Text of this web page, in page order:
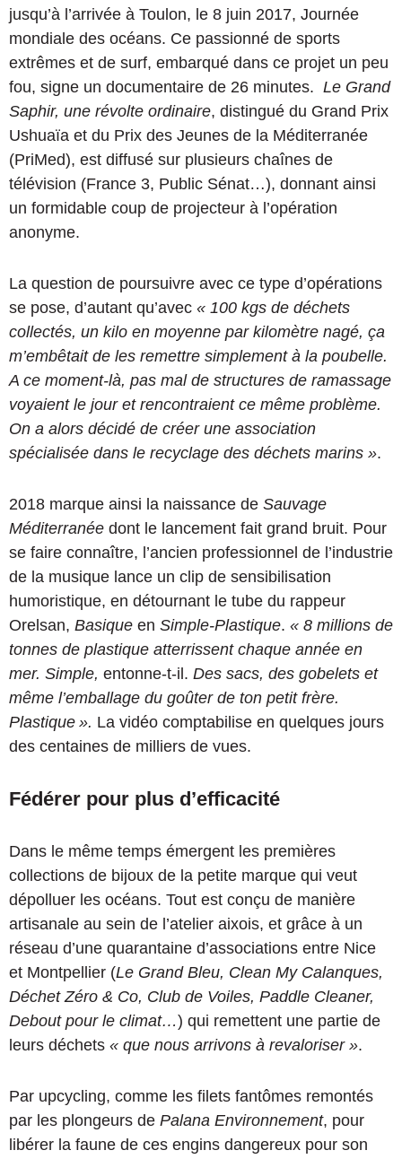
jusqu’à l’arrivée à Toulon, le 8 juin 2017, Journée
mondiale des océans. Ce passionné de sports
extrêmes et de surf, embarqué dans ce projet un peu
fou, signe un documentaire de 26 minutes. Le Grand
Saphir, une révolte ordinaire, distingué du Grand Prix
Ushuaïa et du Prix des Jeunes de la Méditerranée
(PriMed), est diffusé sur plusieurs chaînes de
télévision (France 3, Public Sénat…), donnant ainsi
un formidable coup de projecteur à l’opération
anonyme.
La question de poursuivre avec ce type d’opérations
se pose, d’autant qu’avec « 100 kgs de déchets
collectés, un kilo en moyenne par kilomètre nagé, ça
m’embêtait de les remettre simplement à la poubelle.
A ce moment-là, pas mal de structures de ramassage
voyaient le jour et rencontraient ce même problème.
On a alors décidé de créer une association
spécialisée dans le recyclage des déchets marins ».
2018 marque ainsi la naissance de Sauvage
Méditerranée dont le lancement fait grand bruit. Pour
se faire connaître, l’ancien professionnel de l’industrie
de la musique lance un clip de sensibilisation
humoristique, en détournant le tube du rappeur
Orelsan, Basique en Simple-Plastique. « 8 millions de
tonnes de plastique atterrissent chaque année en
mer. Simple, entonne-t-il. Des sacs, des gobelets et
même l’emballage du goûter de ton petit frère.
Plastique ». La vidéo comptabilise en quelques jours
des centaines de milliers de vues.
Fédérer pour plus d’efficacité
Dans le même temps émergent les premières
collections de bijoux de la petite marque qui veut
dépolluer les océans. Tout est conçu de manière
artisanale au sein de l’atelier aixois, et grâce à un
réseau d’une quarantaine d’associations entre Nice
et Montpellier (Le Grand Bleu, Clean My Calanques,
Déchet Zéro & Co, Club de Voiles, Paddle Cleaner,
Debout pour le climat…) qui remettent une partie de
leurs déchets « que nous arrivons à revaloriser ».
Par upcycling, comme les filets fantômes remontés
par les plongeurs de Palana Environnement, pour
libérer la faune de ces engins dangereux pour son